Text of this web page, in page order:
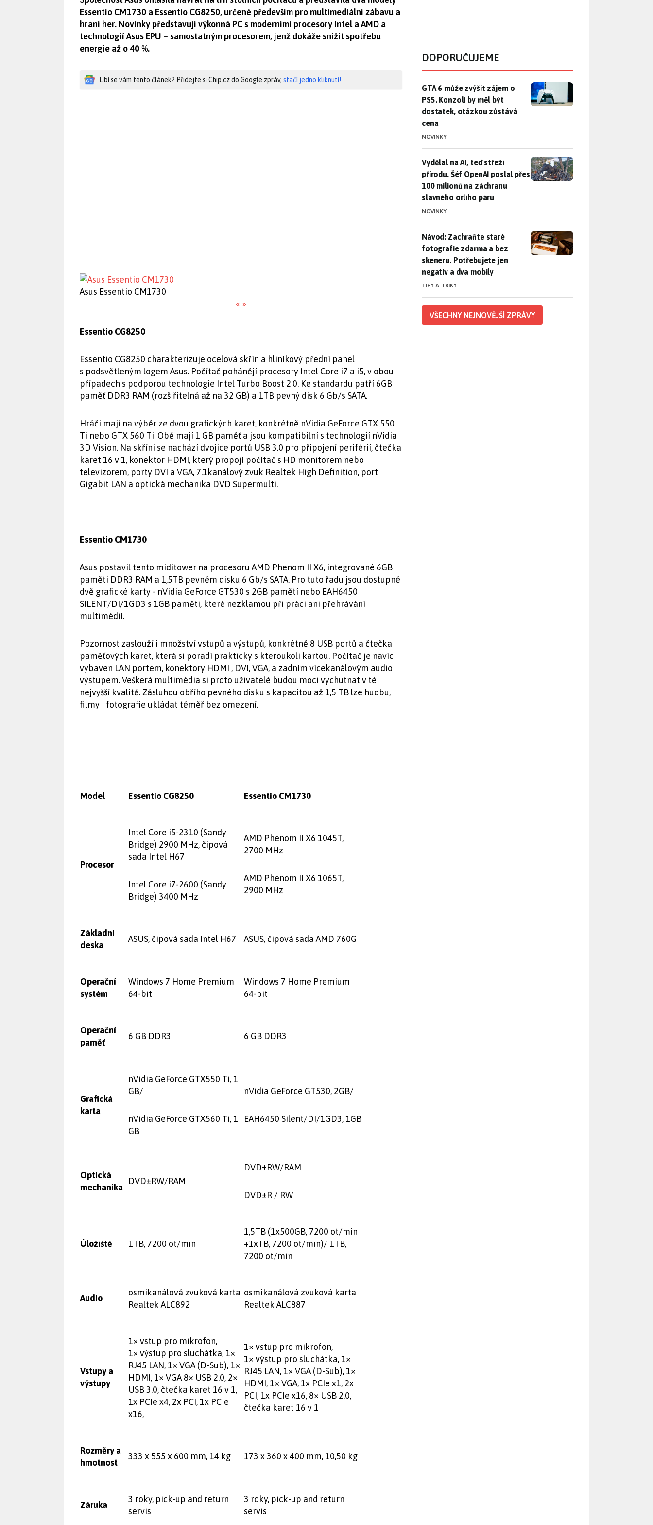
Essentio CM1730 a Essentio CG8250, určené především pro multimediální zábavu a
hraní her. Novinky představují výkonná PC s moderními procesory Intel a AMD a
technologií Asus EPU – samostatným procesorem, jenž dokáže snížit spotřebu
energie až o 40 %.
Líbí se vám tento článek? Přidejte si Chip.cz do Google zpráv, stačí jedno kliknutí!
Asus Essentio CM1730
« »
Essentio CG8250
Essentio CG8250 charakterizuje ocelová skřín a hliníkový přední panel
s podsvětleným logem Asus. Počítač pohánějí procesory Intel Core i7 a i5, v obou
případech s podporou technologie Intel Turbo Boost 2.0. Ke standardu patří 6GB
paměť DDR3 RAM (rozšiřitelná až na 32 GB) a 1TB pevný disk 6 ​​Gb/s SATA.
Hráči mají na výběr ze dvou grafických karet, konkrétně nVidia GeForce GTX 550
Ti nebo GTX 560 Ti. Obě mají 1 GB paměť a jsou kompatibilní s technologií nVidia
3D Vision. Na skříni se nachází dvojice portů USB 3.0 pro připojení periférií, čtečka
karet 16 v 1, konektor HDMI, který propojí počítač s HD monitorem nebo
televizorem, porty DVI a VGA, 7.1kanálový zvuk Realtek High Definition, port
Gigabit LAN a optická mechanika DVD Supermulti.
Essentio CM1730
Asus postavil tento miditower na procesoru AMD Phenom II X6, integrované 6GB
paměti DDR3 RAM a 1,5TB pevném disku 6 Gb/s SATA. Pro tuto řadu jsou dostupné
dvě grafické karty - nVidia GeForce GT530 s 2GB pamětí nebo EAH6450
SILENT/DI/1GD3 s 1GB paměti, které nezklamou při práci ani přehrávání
multimédií.
Pozornost zaslouží i množství vstupů a výstupů, konkrétně 8 USB portů a čtečka
paměťových karet, která si poradí prakticky s kteroukoli kartou. Počítač je navíc
vybaven LAN portem, konektory HDMI , DVI, VGA, a zadním vícekanálovým audio
výstupem. Veškerá multimédia si proto uživatelé budou moci vychutnat v té
nejvyšší kvalitě. Zásluhou obřího pevného disku s kapacitou až 1,5 TB lze hudbu,
filmy i fotografie ukládat téměř bez omezení.
Model Essentio CG8250 Essentio CM1730
Procesor
Intel Core i5-2310 (Sandy
Bridge) 2900 MHz, čipová
sada Intel H67
Intel Core i7-2600 (Sandy
Bridge) 3400 MHz
AMD Phenom II X6 1045T,
2700 MHz
AMD Phenom II X6 1065T,
2900 MHz
Základní
deska
ASUS, čipová sada Intel H67 ASUS, čipová sada AMD 760G
Operační
systém
Windows 7 Home Premium
64-bit
Windows 7 Home Premium
64-bit
Operační
paměť
6 GB DDR3 6 GB DDR3
Grafická
karta
nVidia GeForce GTX550 Ti, 1
GB/
nVidia GeForce GTX560 Ti, 1
GB
nVidia GeForce GT530, 2GB/
EAH6450 Silent/DI/1GD3, 1GB
Optická
mechanika
DVD±RW/RAM
DVD±RW/RAM
DVD±R / RW
Úložiště 1TB, 7200 ot/min
1,5TB (1x500GB, 7200 ot/min
+1xTB, 7200 ot/min)/ 1TB,
7200 ot/min
Audio
osmikanálová zvuková karta
Realtek ALC892
osmikanálová zvuková karta
Realtek ALC887
Vstupy a
výstupy
1× vstup pro mikrofon,
1× výstup pro sluchátka, 1×
RJ45 LAN, 1× VGA (D-Sub), 1×
HDMI, 1× VGA 8× USB 2.0, 2×
USB 3.0, čtečka karet 16 v 1,
1x PCIe x4, 2x PCI, 1x PCIe
x16,
1× vstup pro mikrofon,
1× výstup pro sluchátka, 1×
RJ45 LAN, 1× VGA (D-Sub), 1×
HDMI, 1× VGA, 1x PCIe x1, 2x
PCI, 1x PCIe x16, 8× USB 2.0,
čtečka karet 16 v 1
Rozměry a
hmotnost
333 x 555 x 600 mm, 14 kg 173 x 360 x 400 mm, 10,50 kg
Záruka
3 roky, pick-up and return
servis
3 roky, pick-up and return
servis
DOPORUČUJEME
GTA 6 může zvýšit zájem o PS5. Konzolí by měl být dostatek,
GTA 6 může zvýšit zájem o
PS5. Konzolí by měl být
dostatek, otázkou zůstává
cena
NOVINKY
Vydělal na AI, teď střeží přírodu. Šéf OpenAI poslal přes 100
Vydělal na AI, teď střeží
přírodu. Šéf OpenAI poslal přes
100 milionů na záchranu
slavného orlího páru
NOVINKY
Návod: Zachraňte staré fotografie zdarma a bez skeneru.
Návod: Zachraňte staré
fotografie zdarma a bez
skeneru. Potřebujete jen
negativ a dva mobily
TIPY A TRIKY
VŠECHNY NEJNOVĚJŠÍ ZPRÁVY